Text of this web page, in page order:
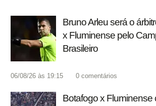
Bruno Arleu será o
x Fluminense pelo
Brasileiro
06/08/26 às 19:15 0 comentários
Botafogo x Fluminense